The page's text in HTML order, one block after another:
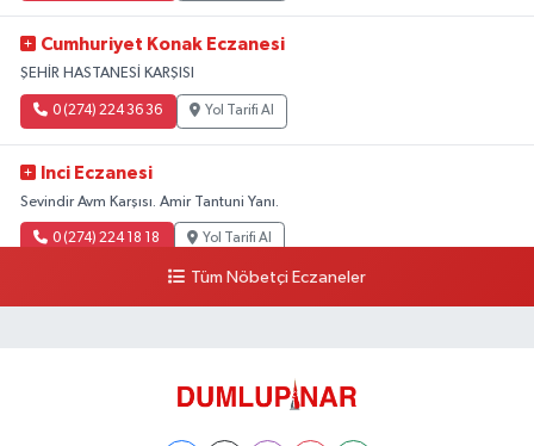
Cumhuriyet Konak Eczanesi
ŞEHİR HASTANESİ KARŞISI
0 (274) 224 36 36 Yol Tarifi Al
Inci Eczanesi
Sevindir Avm Karşısı. Amir Tantuni Yanı.
0 (274) 224 18 18 Yol Tarifi Al
Tüm Nöbetçi Eczaneler